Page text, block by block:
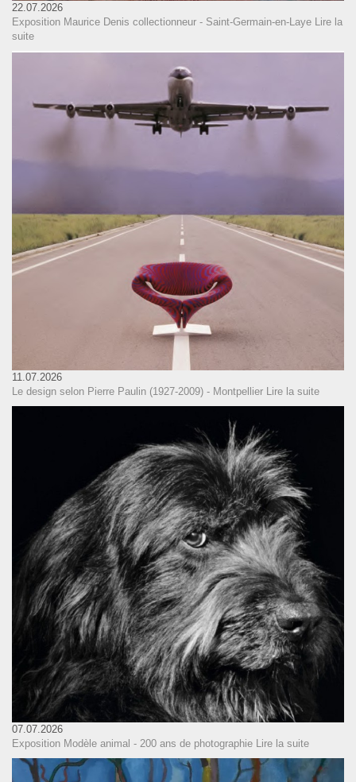
22.07.2026
Exposition Maurice Denis collectionneur - Saint-Germain-en-Laye Lire la
suite
11.07.2026
Le design selon Pierre Paulin (1927-2009) - Montpellier Lire la suite
07.07.2026
Exposition Modèle animal - 200 ans de photographie Lire la suite